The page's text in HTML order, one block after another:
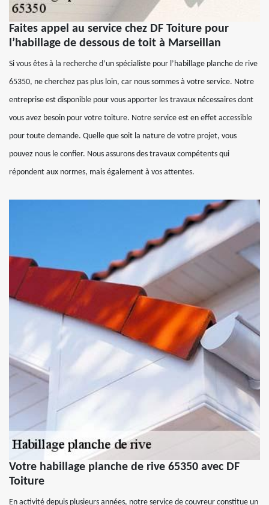
Faites appel au service chez DF Toiture pour
l’habillage de dessous de toit à Marseillan
Si vous êtes à la recherche d’un spécialiste pour l’habillage planche de rive
65350, ne cherchez pas plus loin, car nous sommes à votre service. Notre
entreprise est disponible pour vous apporter les travaux nécessaires dont
vous avez besoin pour votre toiture. Notre service est en effet accessible
pour toute demande. Quelle que soit la nature de votre projet, vous
pouvez nous le confier. Nous assurons des travaux compétents qui
répondent aux normes, mais également à vos attentes.
Votre habillage planche de rive 65350 avec DF
Toiture
En activité depuis plusieurs années, notre service de couvreur constitue un